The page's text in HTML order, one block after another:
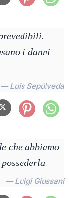
i danni
— Luis Sepúlveda
che abbiamo
— Luigi Giussani